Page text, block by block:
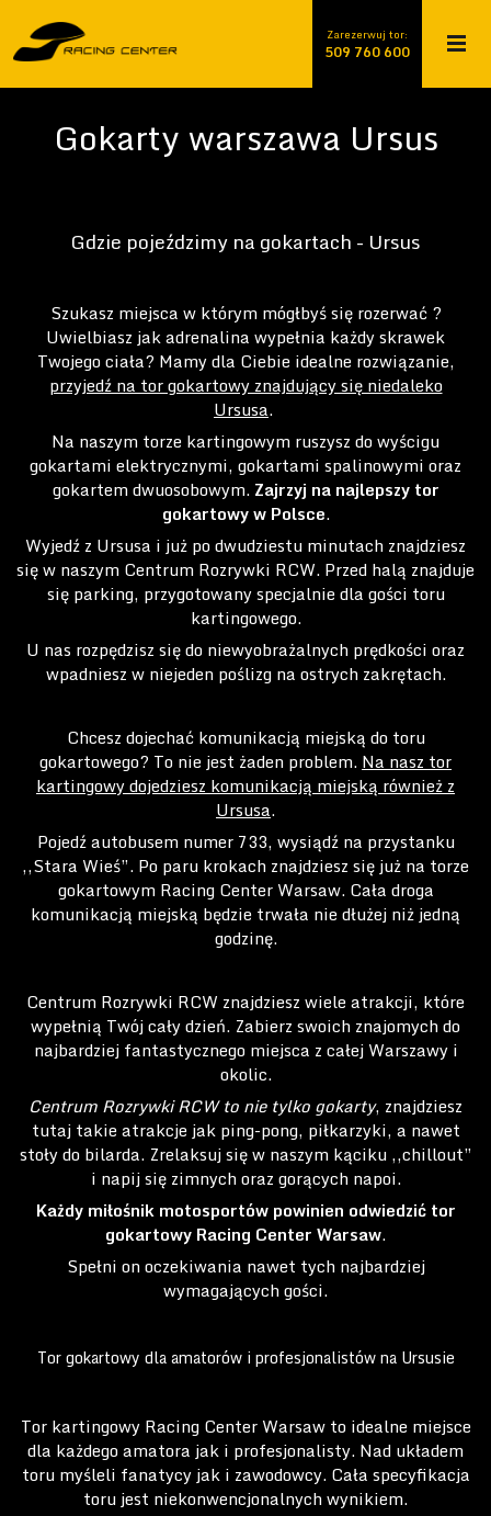
Zarezerwuj tor:
509 760 600
509 760 600
Gokarty warszawa Ursus
Gdzie pojeździmy na gokartach - Ursus
Szukasz miejsca w którym mógłbyś się rozerwać ?
Uwielbiasz jak adrenalina wypełnia każdy skrawek
Twojego ciała? Mamy dla Ciebie idealne rozwiązanie,
przyjedź na tor gokartowy znajdujący się niedaleko
Ursusa.
Na naszym torze kartingowym ruszysz do wyścigu
gokartami elektrycznymi, gokartami spalinowymi oraz
gokartem dwuosobowym. Zajrzyj na najlepszy tor
gokartowy w Polsce.
Wyjedź z Ursusa i już po dwudziestu minutach znajdziesz
się w naszym Centrum Rozrywki RCW. Przed halą znajduje
się parking, przygotowany specjalnie dla gości toru
kartingowego.
U nas rozpędzisz się do niewyobrażalnych prędkości oraz
wpadniesz w niejeden poślizg na ostrych zakrętach.
Chcesz dojechać komunikacją miejską do toru
gokartowego? To nie jest żaden problem. Na nasz tor
kartingowy dojedziesz komunikacją miejską również z
Ursusa.
Pojedź autobusem numer 733, wysiądź na przystanku
,,Stara Wieś”. Po paru krokach znajdziesz się już na torze
gokartowym Racing Center Warsaw. Cała droga
komunikacją miejską będzie trwała nie dłużej niż jedną
godzinę.
Centrum Rozrywki RCW znajdziesz wiele atrakcji, które
wypełnią Twój cały dzień. Zabierz swoich znajomych do
najbardziej fantastycznego miejsca z całej Warszawy i
okolic.
Centrum Rozrywki RCW to nie tylko gokarty, znajdziesz
tutaj takie atrakcje jak ping-pong, piłkarzyki, a nawet
stoły do bilarda. Zrelaksuj się w naszym kąciku ,,chillout”
i napij się zimnych oraz gorących napoi.
Każdy miłośnik motosportów powinien odwiedzić tor
gokartowy Racing Center Warsaw.
Spełni on oczekiwania nawet tych najbardziej
wymagających gości.
Tor gokartowy dla amatorów i profesjonalistów na Ursusie
Tor kartingowy Racing Center Warsaw to idealne miejsce
dla każdego amatora jak i profesjonalisty. Nad układem
toru myśleli fanatycy jak i zawodowcy. Cała specyfikacja
toru jest niekonwencjonalnych wynikiem.